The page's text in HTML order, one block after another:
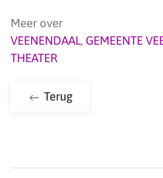
Meer over
VEENENDAAL, GEMEENTE
THEATER
Terug